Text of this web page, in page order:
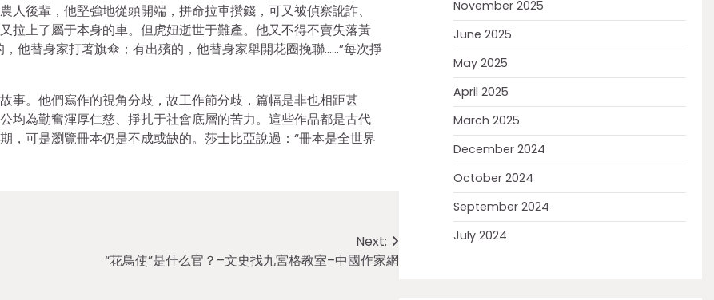
後輩，他堅強地從頭開端，拼命拉車攢錢，可又被偵察訛詐、
拉上了屬于本身的車。但虎妞逝世于難產。他又不得不賣失落黃
他替身家打著旗傘；有出殯的，他替身家舉開花圈挽聯……”每次掙
事。他們寫作的視角分歧，故工作節分歧，篇幅是非也相距甚
均為勤奮渾厚仁慈、掙扎于社會底層的苦力。這些作品都是古代
可是瀏覽冊本仍是不成或缺的。莎士比亞說過：“冊本是全世界
Next:
“花鳥使”是什么官？–文史找九宮格教室–中國作家網
November 2025
June 2025
May 2025
April 2025
March 2025
December 2024
October 2024
September 2024
July 2024